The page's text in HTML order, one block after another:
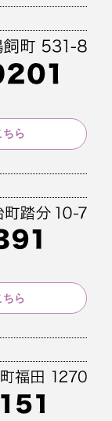
ちら
ちら